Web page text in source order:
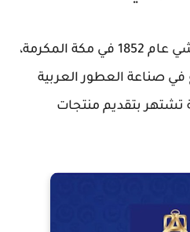
تأسست عبد الصمد القرشي عام 1852 في مكة المكرمة،
صناعة العطور العربية
تشتهر بتقديم منتجات